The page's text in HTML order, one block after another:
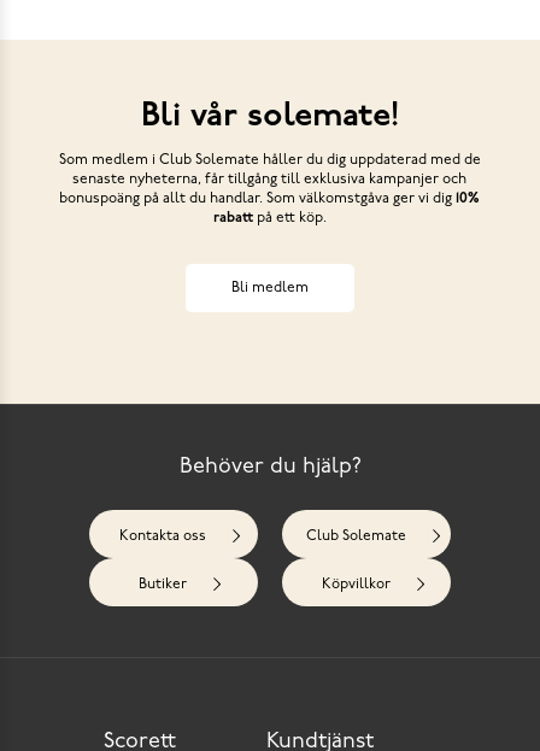
Bli vår solemate!
Som medlem i Club Solemate håller du dig uppdaterad med de
senaste nyheterna, får tillgång till exklusiva kampanjer och
bonuspoäng på allt du handlar. Som välkomstgåva ger vi dig 10%
rabattpå ett köp.
Bli medlem
Behöver du hjälp?
Kontakta oss Club Solemate
Butiker Köpvillkor
Kundtjänst
Scorett